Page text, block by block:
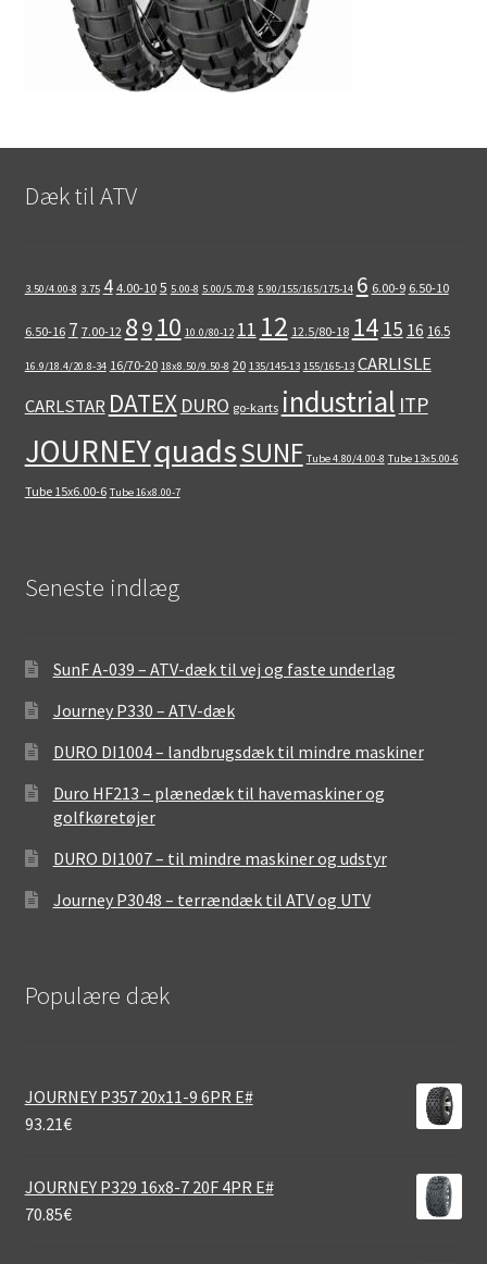
Dæk til ATV
3.50/4.00-8 3.75 4 4.00-10 5 5.00-8 5.00/5.70-8 5.90/155/165/175-14 6 6.00-9 6.50-10
6.50-16 7 7.00-12 89 10 10.0/80-12 11 12 12.5/80-18 14 15 16 16.5
16.9/18.4/20.8-34 16/70-20 18x8.50/9.50-8 20 135/145-13 155/165-13 CARLISLE
CARLSTAR DATEX DURO go-karts industrial ITP
JOURNEYquadsSUNF Tube 4.80/4.00-8 Tube 13x5.00-6
Tube 15x6.00-6 Tube 16x8.00-7
Seneste indlæg
SunF A-039 – ATV-dæk til vej og faste underlag
Journey P330 – ATV-dæk
DURO DI1004 – landbrugsdæk til mindre maskiner
Duro HF213 – plænedæk til havemaskiner og
golfkøretøjer
DURO DI1007 – til mindre maskiner og udstyr
Journey P3048 – terrændæk til ATV og UTV
Populære dæk
JOURNEY P357 20x11-9 6PR E#
93.21€
JOURNEY P329 16x8-7 20F 4PR E#
70.85€